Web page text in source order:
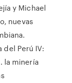
y Michael
nuevas
Perú IV:
la minería